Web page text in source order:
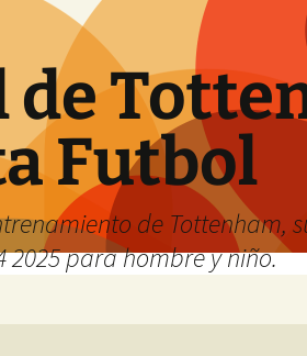
de
Futbol
de
2025 para hombre y niño.